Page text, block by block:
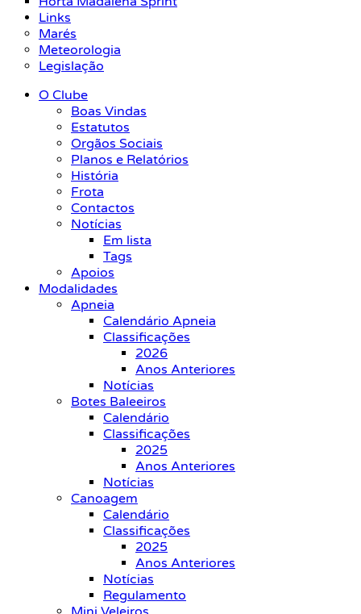
Links
Marés
Meteorologia
Legislação
O Clube
Boas Vindas
Estatutos
Orgãos Sociais
Planos e Relatórios
História
Frota
Contactos
Notícias
Em lista
Tags
Apoios
Modalidades
Apneia
Calendário Apneia
Classificações
2026
Anos Anteriores
Notícias
Botes Baleeiros
Calendário
Classificações
2025
Anos Anteriores
Notícias
Canoagem
Calendário
Classificações
2025
Anos Anteriores
Notícias
Regulamento